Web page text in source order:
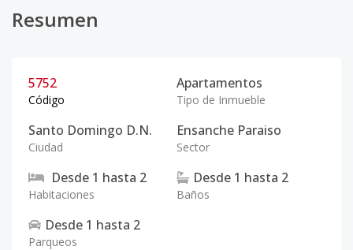
Resumen
5752
Código
Apartamentos
Tipo de Inmueble
Santo Domingo D.N.
Ciudad
Ensanche Paraiso
Sector
Desde 1 hasta 2
Habitaciones
Desde 1 hasta 2
Baños
Desde 1 hasta 2
Parqueos